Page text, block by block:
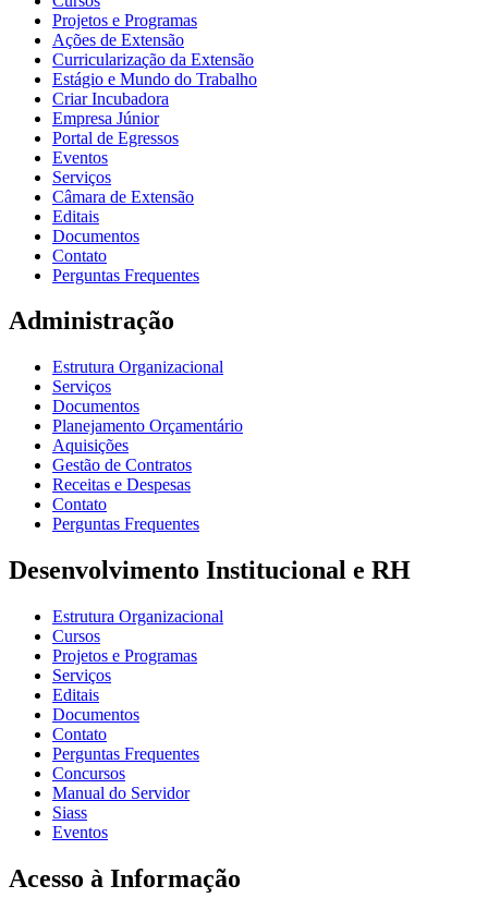
Projetos e Programas
Ações de Extensão
Curricularização da Extensão
Estágio e Mundo do Trabalho
Criar Incubadora
Empresa Júnior
Portal de Egressos
Eventos
Serviços
Câmara de Extensão
Editais
Documentos
Contato
Perguntas Frequentes
Administração
Estrutura Organizacional
Serviços
Documentos
Planejamento Orçamentário
Aquisições
Gestão de Contratos
Receitas e Despesas
Contato
Perguntas Frequentes
Desenvolvimento Institucional e RH
Estrutura Organizacional
Cursos
Projetos e Programas
Serviços
Editais
Documentos
Contato
Perguntas Frequentes
Concursos
Manual do Servidor
Siass
Eventos
Acesso à Informação